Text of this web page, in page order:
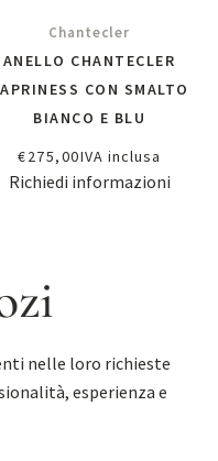
Chantecler
ANELLO CHANTECLER
CON SMALTO
BIANCO E BLU
€275,00IVA inclusa
Richiedi informazioni
nelle loro richieste
esperienza e